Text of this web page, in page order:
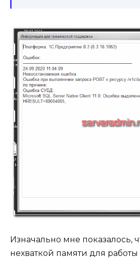
Изначально мне показалось,
нехваткой памяти для работы